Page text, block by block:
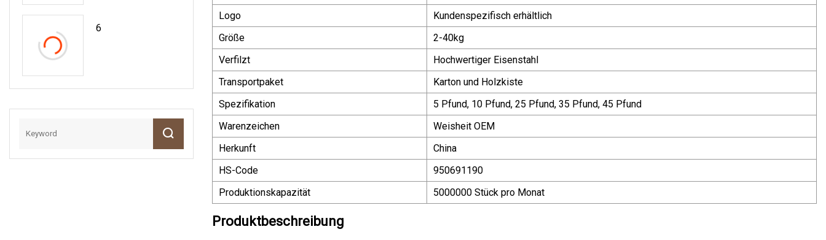
Handtuch Für
Hundeprodukten
6
Logo
Kundenspezifisch erhältlich
Größe
2-40kg
Verfilzt
Hochwertiger Eisenstahl
Transportpaket
Karton und Holzkiste
Spezifikation
5 Pfund, 10 Pfund, 25 Pfund, 35 Pfund, 45 Pfund
Warenzeichen
Weisheit OEM
Herkunft
China
HS-Code
950691190
Produktionskapazität
5000000 Stück pro Monat
Produktbeschreibung